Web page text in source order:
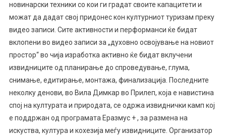
новинарски техники со кои ги градат своите капацитети и
можат да дадат свој придонес кон културниот туризам преку
видео записи. Сите активности и перформанси ќе бидат
вклопени во видео записи за „духовно освојување на новиот
простор“ во чија изработка активно ќе бидат вклучени
извидниците од планирање до спроведување, глума,
снимање, едитирање, монтажа, финализација. Последните
неколку денови, во Вила Димкар во Прилеп, која е навистина
спој на културата и природата, се одржа извиднички камп кој
е поддржан од програмата Еразмус + , за размена на
искуства, култура и кохезија меѓу извидниците. Организатор